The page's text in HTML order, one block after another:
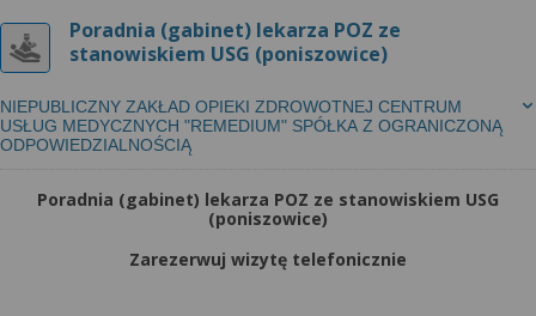
Poradnia (gabinet) lekarza POZ ze
stanowiskiem USG (poniszowice)
NIEPUBLICZNY ZAKŁAD OPIEKI ZDROWOTNEJ CENTRUM
USŁUG MEDYCZNYCH "REMEDIUM" SPÓŁKA Z OGRANICZONĄ
ODPOWIEDZIALNOŚCIĄ
Poradnia (gabinet) lekarza POZ ze stanowiskiem USG
(poniszowice)
Zarezerwuj wizytę telefonicznie